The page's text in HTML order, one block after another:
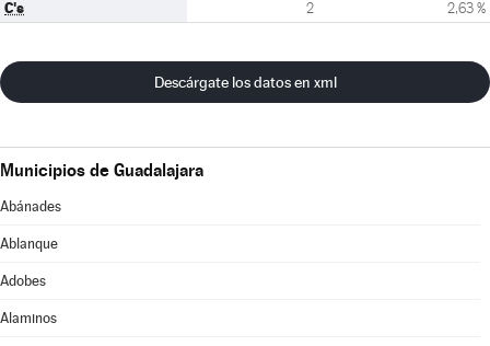
C's 2 2,63 %
Descárgate los datos en xml
Municipios de Guadalajara
Abánades
Ablanque
Adobes
Alaminos